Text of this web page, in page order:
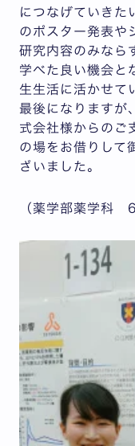
につなげていきた
のポスター発表や
研究内容のみなら
学べた良い機会と
生生活に活かせて
最後になりますが
式会社様からのご
の場をお借りして
ざいました。
（薬学部薬学科